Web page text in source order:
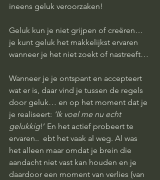
ineens geluk veroorzaken!
Geluk kun je niet grijpen of creëren…
je kunt geluk het makkelijkst ervaren
wanneer je het niet zoekt of nastreeft…
Wanneer je je ontspant en accepteert
wat er is, daar vind je tussen de regels
door geluk… en op het moment dat je
je realiseert: ‘Ik voel me nu echt
gelukkig!’ En het actief probeert te
ervaren..  ebt het vaak al weg. Al was
het alleen maar omdat je brein die
aandacht niet vast kan houden en je
daardoor een moment van verlies (van